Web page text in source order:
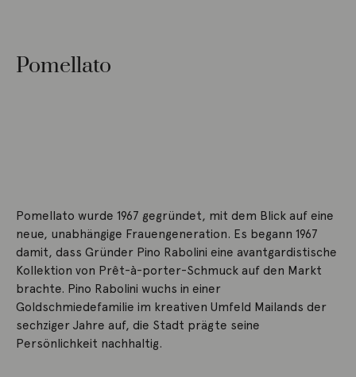
Pomellato
Pomellato wurde 1967 gegründet, mit dem Blick auf eine
neue, unabhängige Frauengeneration. Es begann 1967
damit, dass Gründer Pino Rabolini eine avantgardistische
Kollektion von Prêt-à-porter-Schmuck auf den Markt
brachte. Pino Rabolini wuchs in einer
Goldschmiedefamilie im kreativen Umfeld Mailands der
sechziger Jahre auf, die Stadt prägte seine
Persönlichkeit nachhaltig.